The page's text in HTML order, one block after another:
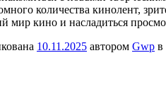
количества кинолент,
мир кино и насладиться
10.11.2025 автором Gwp в